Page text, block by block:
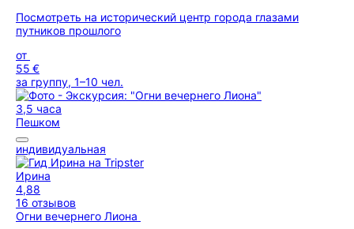
Посмотреть на исторический центр города глазами
путников прошлого
от
55 €
за группу, 1–10 чел.
3,5 часа
Пешком
индивидуальная
Ирина
4,88
16 отзывов
Огни вечернего Лиона